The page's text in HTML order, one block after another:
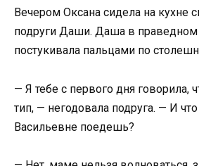
Вечером Оксана сидела на кухне
подруги Даши. Даша в праведном
постукивала пальцами по
— Я тебе с первого дня говорила,
тип, — негодовала подруга. — И
Васильевне поедешь?